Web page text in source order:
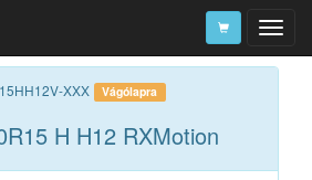
XXX Vágólapra
H H12 RXMotion